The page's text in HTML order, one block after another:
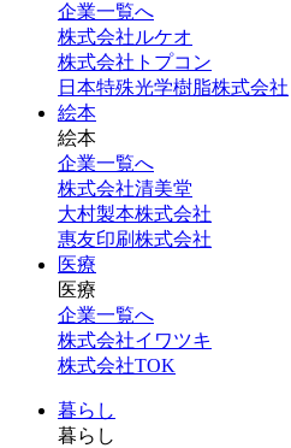
企業一覧へ
株式会社ルケオ
株式会社トプコン
日本特殊光学樹脂株式会社
絵本
絵本
企業一覧へ
株式会社清美堂
大村製本株式会社
惠友印刷株式会社
医療
医療
企業一覧へ
株式会社イワツキ
株式会社TOK
暮らし
暮らし